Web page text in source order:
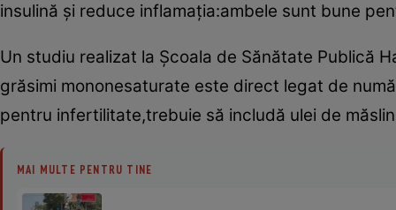
insulină şi reduce inflamaţia:ambele sunt bune
Un studiu realizat la Şcoala de Sănătate Publică
grăsimi mononesaturate este direct legat de
pentru infertilitate,trebuie să includă ulei de
MAI MULTE PENTRU TINE